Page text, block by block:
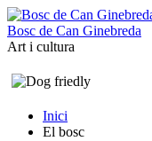
Bosc de Can Ginebreda
Art i cultura
Inici
El bosc